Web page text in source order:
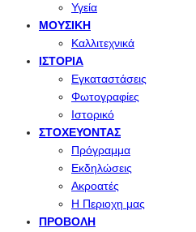
Υγεία
ΜΟΥΣΙΚΉ
Καλλιτεχνικά
ΙΣΤΟΡΊΑ
Εγκαταστάσεις
Φωτογραφίες
Ιστορικό
ΣΤΟΧΕΎΟΝΤΑΣ
Πρόγραμμα
Εκδηλώσεις
Ακροατές
Η Περιοχη μας
ΠΡΟΒΟΛΉ